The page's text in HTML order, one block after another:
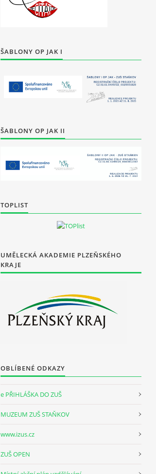
ŠABLONY OP JAK I
ŠABLONY OP JAK II
TOPLIST
UMĚLECKÁ AKADEMIE PLZEŇSKÉHO
KRAJE
OBLÍBENÉ ODKAZY
e PŘIHLÁŠKA DO ZUŠ
MUZEUM ZUŠ STAŇKOV
www.izus.cz
ZUŠ OPEN